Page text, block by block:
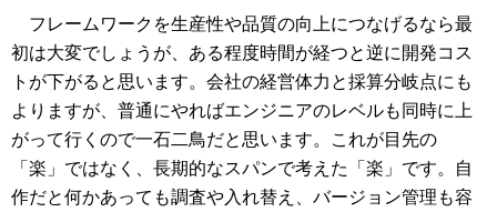
フレームワークを生産性や品質の向上につなげるなら最
初は大変でしょうが、ある程度時間が経つと逆に開発コス
トが下がると思います。会社の経営体力と採算分岐点にも
よりますが、普通にやればエンジニアのレベルも同時に上
がって行くので一石二鳥だと思います。これが目先の
「楽」ではなく、長期的なスパンで考えた「楽」です。自
作だと何かあっても調査や入れ替え、バージョン管理も容